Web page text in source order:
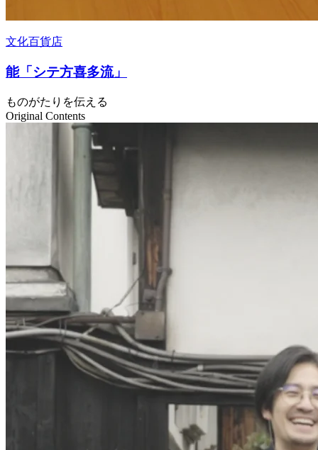
文化百貨店
能「シテ方喜多流」
ものがたりを伝える
Original Contents